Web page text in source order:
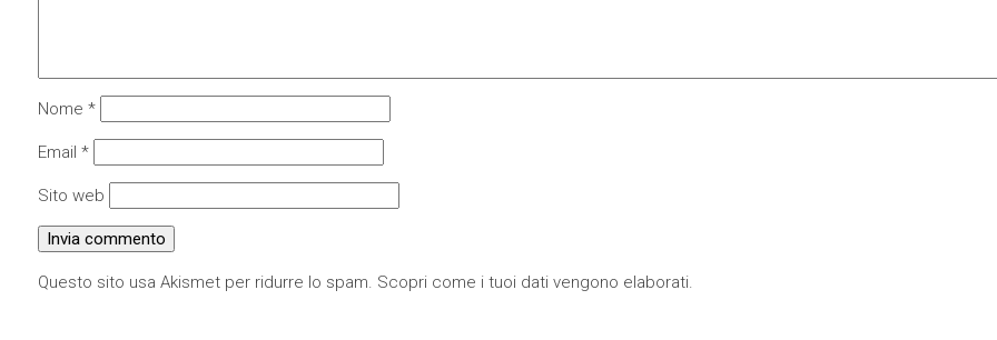
Nome *
Email *
Sito web
Questo sito usa Akismet per ridurre lo spam. Scopri come i tuoi dati vengono elaborati.